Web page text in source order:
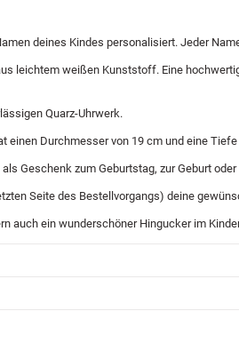
deines Kindes personalisiert. Jeder
leichtem weißen Kunststoff. Eine
Quarz-Uhrwerk.
einen Durchmesser von 19 cm und eine Tiefe
Geschenk zum Geburtstag, zur Geburt
Seite des Bestellvorgangs) deine
auch ein wunderschöner Hingucker im